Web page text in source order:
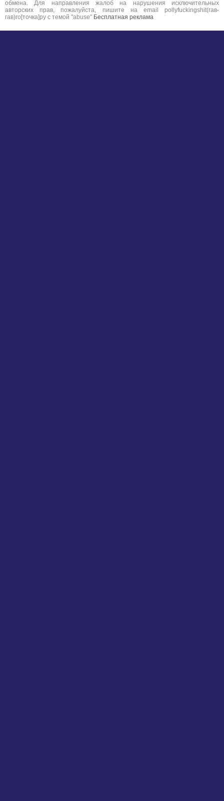
обмена. Для направления жалоб на нарушения исключительных
авторских прав, пожалуйста, пишите на email pollyfuckingshit(гав-
гав)ro[точка]ру с темой "abuse" Бесплатная реклама